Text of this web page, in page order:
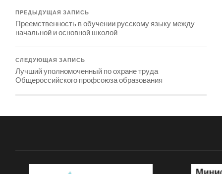
ПРЕДЫДУЩАЯ ЗАПИСЬ
Преемственность в обучении русскому языку между
начальной и основной школой
СЛЕДУЮЩАЯ ЗАПИСЬ
Лучший уполномоченный по охране труда
Общероссийского профсоюза образования